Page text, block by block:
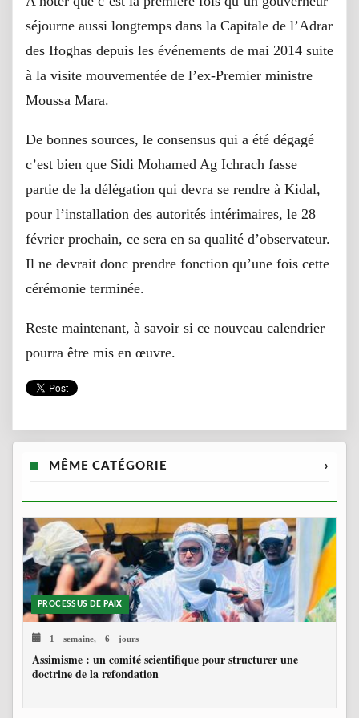
séjourne aussi longtemps dans la Capitale de l’Adrar
des Ifoghas depuis les événements de mai 2014 suite
à la visite mouvementée de l’ex-Premier ministre
Moussa Mara.
De bonnes sources, le consensus qui a été dégagé
c’est bien que Sidi Mohamed Ag Ichrach fasse
partie de la délégation qui devra se rendre à Kidal,
pour l’installation des autorités intérimaires, le 28
février prochain, ce sera en sa qualité d’observateur.
Il ne devrait donc prendre fonction qu’une fois cette
cérémonie terminée.
Reste maintenant, à savoir si ce nouveau calendrier
pourra être mis en œuvre.
MÊME CATÉGORIE ›
PROCESSUS DE PAIX
1 semaine, 6 jours
Assimisme : un comité scientifique pour structurer une
doctrine de la refondation